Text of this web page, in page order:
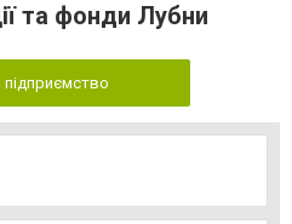
та фонди Лубни